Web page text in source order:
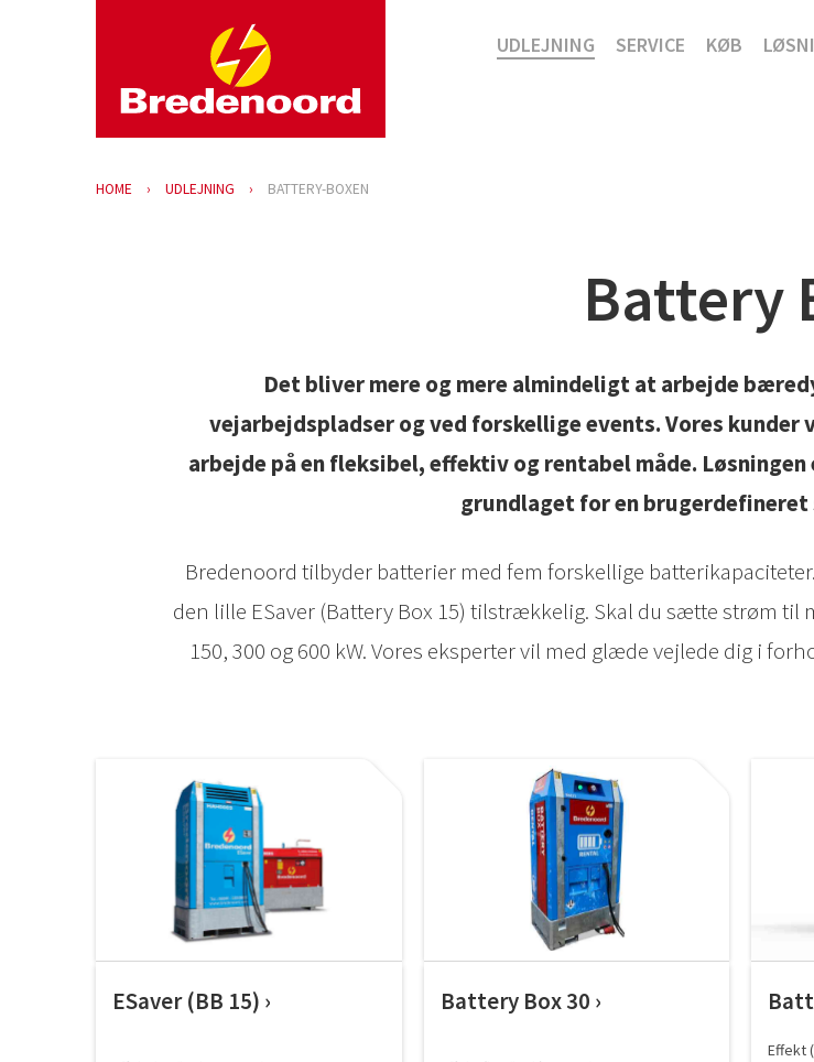
UDLEJNING SERVICE KØB
HOME UDLEJNING BATTERY-BOXEN
Battery
Det bliver mere og mere almindeligt at arbejde
vejarbejdspladser og ved forskellige events. Vores
arbejde på en fleksibel, effektiv og rentabel måde.
grundlaget for en
Bredenoord tilbyder batterier med fem forskellige
den lille ESaver (Battery Box 15) tilstrækkelig. Skal du sætte strøm til
150, 300 og 600 kW. Vores eksperter vil med glæde vejlede dig i
ESaver (BB 15) Battery Box 30
Effekt